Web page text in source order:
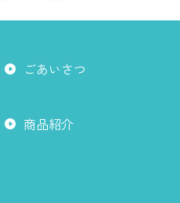
ス
グ
ラ
は
こ
ち
か
ら
ごあいさつ
商品紹介